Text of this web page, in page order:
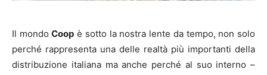
Il mondoCoop è sotto la nostra lente da tempo, non solo
perché rappresenta una delle realtà più importanti della
distribuzione italiana ma anche perché al suo interno –